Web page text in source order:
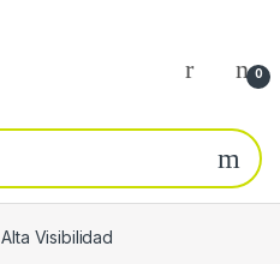
0
Alta Visibilidad